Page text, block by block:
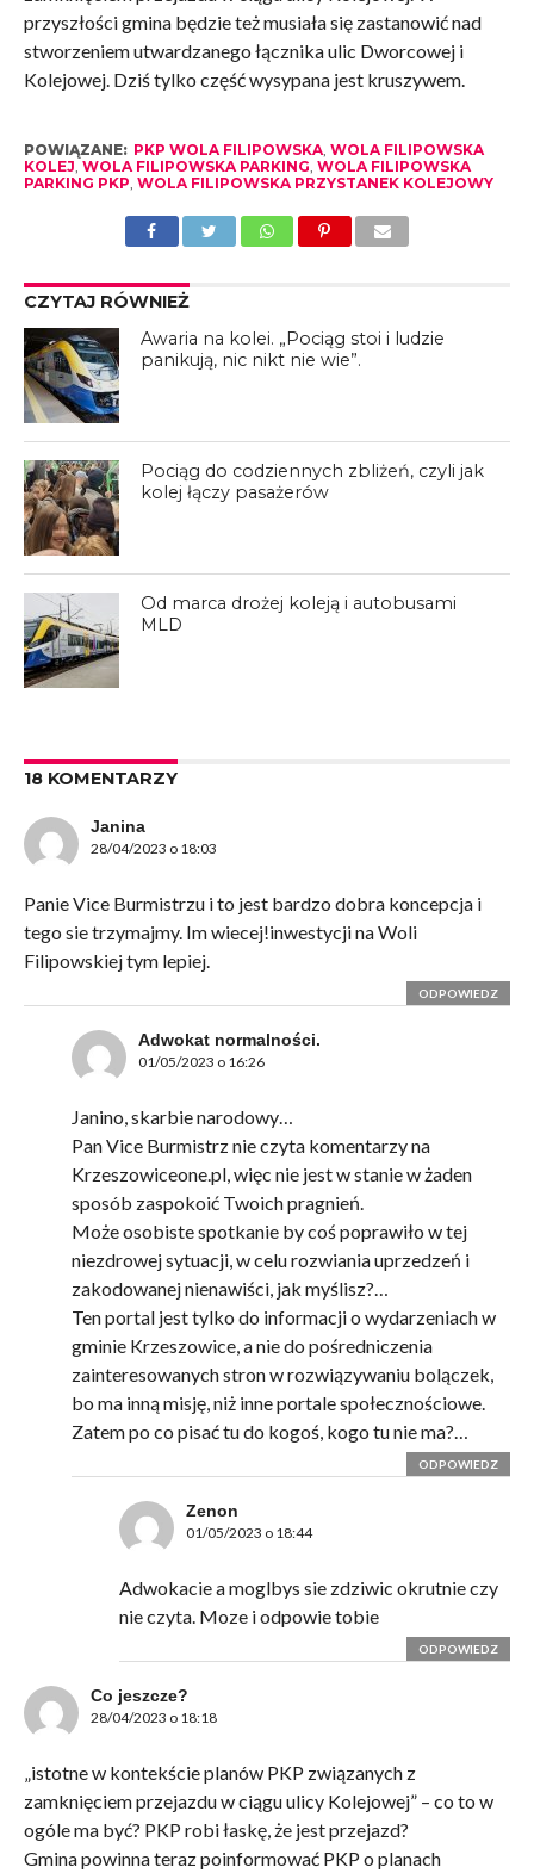
przyszłości gmina będzie też musiała się zastanowić nad
stworzeniem utwardzanego łącznika ulic Dworcowej i
Kolejowej. Dziś tylko część wysypana jest kruszywem.
POWIĄZANE: PKP WOLA FILIPOWSKA, WOLA FILIPOWSKA
KOLEJ WOLA FILIPOWSKA PARKING WOLA FILIPOWSKA
PARKING PKP WOLA FILIPOWSKA PRZYSTANEK KOLEJOWY
CZYTAJ RÓWNIEŻ
Awaria na kolei. „Pociąg stoi i ludzie
panikują, nic nikt nie wie”.
Pociąg do codziennych zbliżeń, czyli jak
kolej łączy pasażerów
Od marca drożej koleją i autobusami
MLD
18 KOMENTARZY
Janina
28/04/2023 o 18:03
Panie Vice Burmistrzu i to jest bardzo dobra koncepcja i
tego sie trzymajmy. Im wiecej!inwestycji na Woli
Filipowskiej tym lepiej.
ODPOWIEDZ
Adwokat normalności.
01/05/2023 o 16:26
Janino, skarbie narodowy…
Pan Vice Burmistrz nie czyta komentarzy na
Krzeszowiceone.pl, więc nie jest w stanie w żaden
sposób zaspokoić Twoich pragnień.
Może osobiste spotkanie by coś poprawiło w tej
niezdrowej sytuacji, w celu rozwiania uprzedzeń i
zakodowanej nienawiści, jak myślisz?…
Ten portal jest tylko do informacji o wydarzeniach w
gminie Krzeszowice, a nie do pośredniczenia
zainteresowanych stron w rozwiązywaniu bolączek,
bo ma inną misję, niż inne portale społecznościowe.
Zatem po co pisać tu do kogoś, kogo tu nie ma?…
ODPOWIEDZ
Zenon
01/05/2023 o 18:44
Adwokacie a moglbys sie zdziwic okrutnie czy
nie czyta. Moze i odpowie tobie
ODPOWIEDZ
Co jeszcze?
28/04/2023 o 18:18
„istotne w kontekście planów PKP związanych z
zamknięciem przejazdu w ciągu ulicy Kolejowej” – co to w
ogóle ma być? PKP robi łaskę, że jest przejazd?
Gmina powinna teraz poinformować PKP o planach